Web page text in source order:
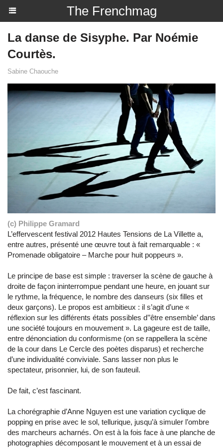
The Frenchmag
La danse de Sisyphe. Par Noémie
Courtès.
Sabine Chaouche
(c) Philippe Gramard
L’effervescent festival 2012 Hautes Tensions de La Villette a,
entre autres, présenté une œuvre tout à fait remarquable : «
Promenade obligatoire – Marche pour huit poppeurs ».
Le principe de base est simple : traverser la scène de gauche à
droite de façon ininterrompue pendant une heure, en jouant sur
le rythme, la fréquence, le nombre des danseurs (six filles et
deux garçons). Le propos est ambitieux : il s’agit d’une «
réflexion sur les différents états possibles d’’être ensemble’ dans
une société toujours en mouvement ». La gageure est de taille,
entre dénonciation du conformisme (on se rappellera la scène
de la cour dans Le Cercle des poètes disparus) et recherche
d’une individualité conviviale. Sans lasser non plus le
spectateur, prisonnier, lui, de son fauteuil.
De fait, c’est fascinant.
La chorégraphie d’Anne Nguyen est une variation cyclique de
popping en prise avec le sol, tellurique, jusqu’à simuler l’ombre
des marcheurs acharnés. On est à la fois face à une planche de
photographies décomposant le mouvement et à un essai de